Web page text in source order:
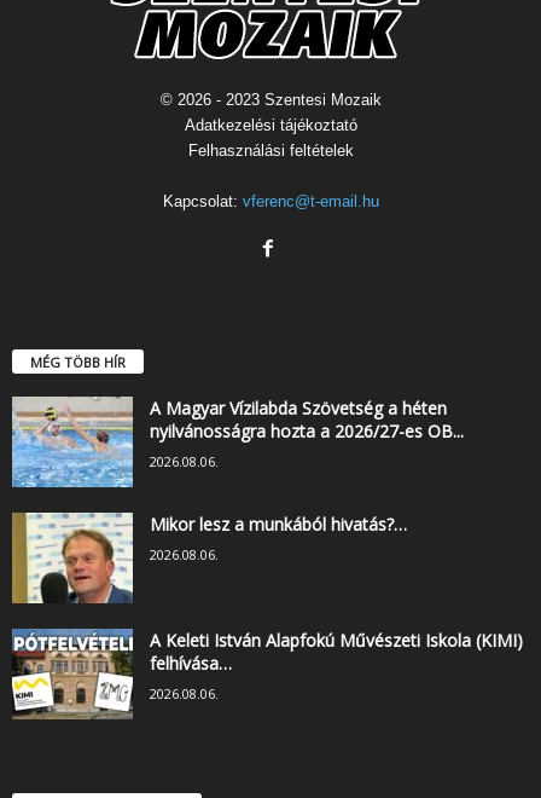
© 2026 - 2023 Szentesi Mozaik
Adatkezelési tájékoztató
Felhasználási feltételek
Kapcsolat: vferenc@t-email.hu
MÉG TÖBB HÍR
A Magyar Vízilabda Szövetség a héten
nyilvánosságra hozta a 2026/27-es OB...
2026.08.06.
Mikor lesz a munkából hivatás?…
2026.08.06.
A Keleti István Alapfokú Művészeti Iskola (KIMI)
felhívása…
2026.08.06.